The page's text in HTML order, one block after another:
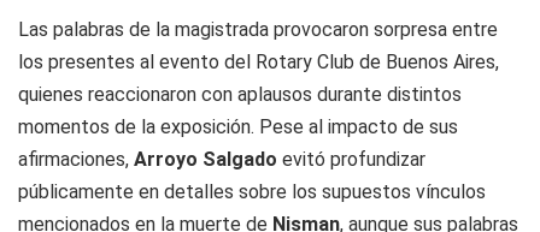
Las palabras de la magistrada provocaron sorpresa entre
los presentes al evento del Rotary Club de Buenos Aires,
quienes reaccionaron con aplausos durante distintos
momentos de la exposición. Pese al impacto de sus
afirmaciones, Arroyo Salgado evitó profundizar
públicamente en detalles sobre los supuestos vínculos
mencionados en la muerte de Nisman, aunque sus palabras